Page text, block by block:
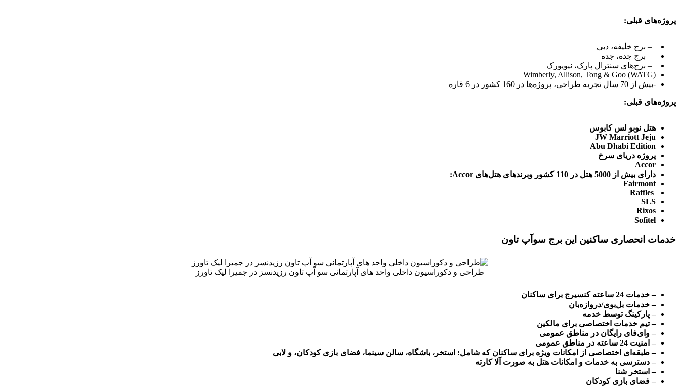
پروژه‌های قبلی:
– برج خلیفه، دبی
– برج جده، جده
– برج‌های سنترال پارک، نیویورک
Wimberly, Allison, Tong & Goo (WATG)
-بیش از 70 سال تجربه طراحی، پروژه‌ها در 160 کشور در 6 قاره
پروژه‌های قبلی:
هتل نوبو لس کابوس
JW Marriott Jeju
Abu Dhabi Edition
پروژه دریای سرخ
Accor
دارای بیش از 5000 هتل در 110 کشور وبرندهای هتل‌های Accor:
Fairmont
SLS
Rixos
Sofitel
خدمات انحصاری ساکنین این برج سوآپ تاون
طراحی و دکوراسیون داخلی واحد های آپارتمانی سو آپ تاون رزیدنسز در جمیرا لیک تاورز
– خدمات 24 ساعته کنسیرج برای ساکنان
– خدمات بل‌بوی/دروازه‌بان
– پارکینگ توسط خدمه
– تیم خدمات اختصاصی برای مالکین
– وای‌فای رایگان در مناطق عمومی
– امنیت 24 ساعته در مناطق عمومی
– طبقه‌ای اختصاصی از امکانات ویژه برای ساکنان که شامل: استخر، باشگاه، سالن سینما، فضای بازی کودکان، و لابی
– دسترسی به خدمات و امکانات هتل به صورت آلا کارته
– استخر شنا
– فضای بازی کودکان